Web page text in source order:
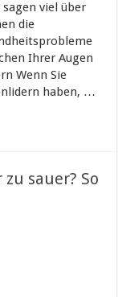
viel über
die
Ihrer Augen
Wenn Sie
haben, …
sauer? So